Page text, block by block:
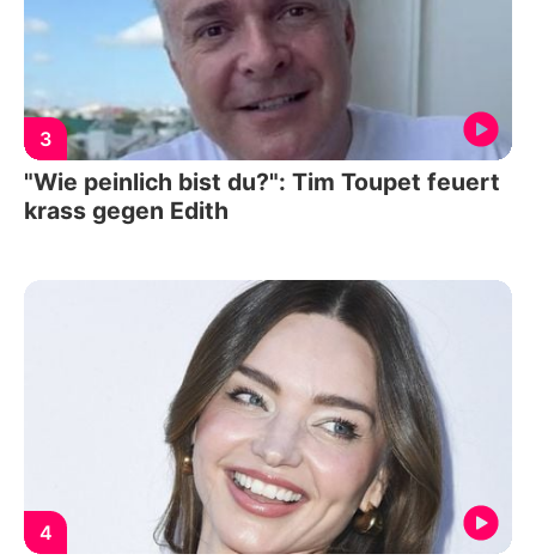
3
"Wie peinlich bist du?": Tim Toupet feuert
krass gegen Edith
4